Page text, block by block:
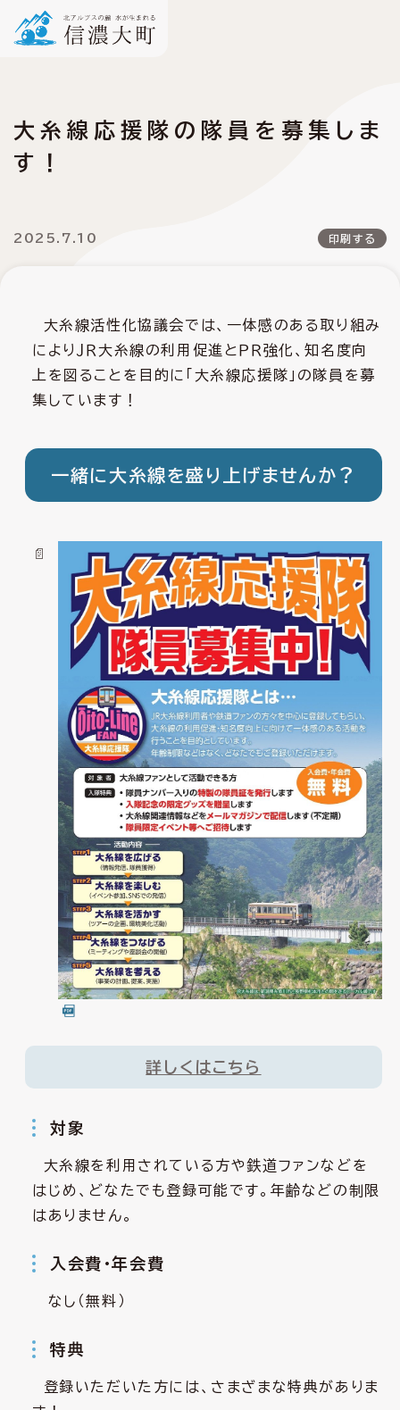
大糸線応援隊の隊員を募集しま
す！
2025.7.10 印刷する
大糸線活性化協議会では、一体感のある取り組み
によりＪＲ大糸線の利用促進とＰＲ強化、知名度向
上を図ることを目的に「大糸線応援隊」の隊員を募
集しています！
一緒に大糸線を盛り上げませんか？
詳しくはこちら
対象
大糸線を利用されている方や鉄道ファンなどを
はじめ、どなたでも登録可能です。年齢などの制限
はありません。
入会費・年会費
なし（無料）
特典
登録いただいた方には、さまざまな特典がありま